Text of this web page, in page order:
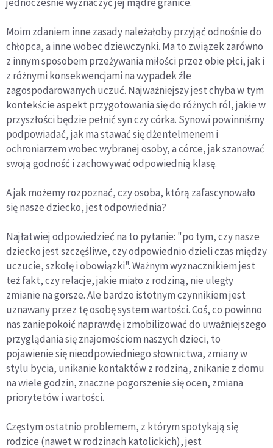
Moim zdaniem inne zasady należałoby przyjąć odnośnie do
chłopca, a inne wobec dziewczynki. Ma to związek zarówno
z innym sposobem przeżywania miłości przez obie płci, jak i
z różnymi konsekwencjami na wypadek źle
zagospodarowanych uczuć. Najważniejszy jest chyba w tym
kontekście aspekt przygotowania się do różnych ról, jakie w
przyszłości będzie pełnić syn czy córka. Synowi powinniśmy
podpowiadać, jak ma stawać się dżentelmenem i
ochroniarzem wobec wybranej osoby, a córce, jak szanować
swoją godność i zachowywać odpowiednią klasę.
A jak możemy rozpoznać, czy osoba, którą zafascynowało
się nasze dziecko, jest odpowiednia?
Najłatwiej odpowiedzieć na to pytanie: "po tym, czy nasze
dziecko jest szczęśliwe, czy odpowiednio dzieli czas między
uczucie, szkołę i obowiązki". Ważnym wyznacznikiem jest
też fakt, czy relacje, jakie miało z rodziną, nie uległy
zmianie na gorsze. Ale bardzo istotnym czynnikiem jest
uznawany przez tę osobę system wartości. Coś, co powinno
nas zaniepokoić naprawdę i zmobilizować do uważniejszego
przyglądania się znajomościom naszych dzieci, to
pojawienie się nieodpowiedniego słownictwa, zmiany w
stylu bycia, unikanie kontaktów z rodziną, znikanie z domu
na wiele godzin, znaczne pogorszenie się ocen, zmiana
priorytetów i wartości.
Częstym ostatnio problemem, z którym spotykają się
rodzice (nawet w rodzinach katolickich), jest